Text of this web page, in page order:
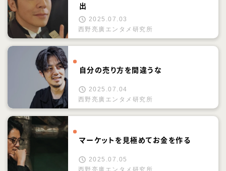
出
2025.07.03
西野亮廣エンタメ研究所
自分の売り方を間違うな
2025.07.04
西野亮廣エンタメ研究所
マーケットを見極めてお金を作る
2025.07.05
西野亮廣エンタメ研究所